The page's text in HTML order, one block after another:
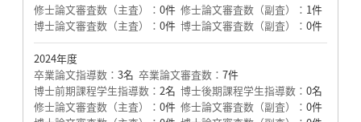
修士論文審査数（主査）： 0件 修士論文審査数（副査）： 1件
博士論文審査数（主査）： 0件 博士論文審査数（副査）： 0件
2024年度
卒業論文指導数： 3名 卒業論文審査数： 7件
博士前期課程学生指導数： 2名 博士後期課程学生指導数： 0名
修士論文審査数（主査）： 0件 修士論文審査数（副査）： 0件